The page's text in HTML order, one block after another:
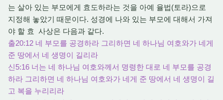
는 살아 있는 부모에게 효도하라는 것을 아예 율법(토라)으로
지정해 놓았기 때문이다. 성경에 나와 있는 부모에 대해서 가져
야 할 효 사상은 다음과 같다.
출20:12 네 부모를 공경하라 그리하면 네 하나님 여호와가 네게
준 땅에서 네 생명이 길리라
신5:16 너는 네 하나님 여호와께서 명령한 대로 네 부모를 공경
하라 그리하면 네 하나님 여호와가 네게 준 땅에서 네 생명이 길
고 복을 누리리라